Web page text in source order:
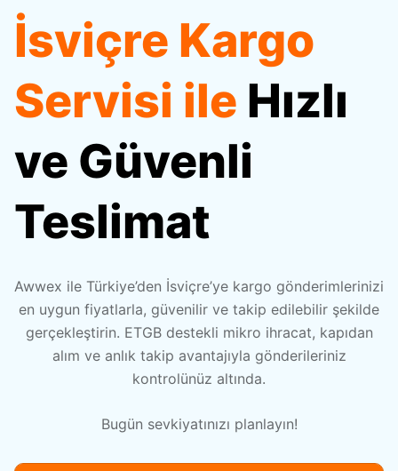
Amazon FBA
Fulfillment
Ara Depolama
Pazaryeri Entegrasyonları
Kargo Entegrasyonları
Tüm Entegrasyonlar
Karayolu Taşımacılığı
Denizyolu Taşımacılığı
Havayolu Taşımacılığı
Referanslar
Webinarlar
Videocastler
E-Kitaplar
Destek Merkezi
Sıkça Sorulan Sorular
Hakkımızda
İsviçre Kargo
Servisi ile Hızlı
ve Güvenli
Teslimat
Awwex ile Türkiye’den İsviçre’ye kargo gönderimlerinizi
en uygun fiyatlarla, güvenilir ve takip edilebilir şekilde
gerçekleştirin. ETGB destekli mikro ihracat, kapıdan
alım ve anlık takip avantajıyla gönderileriniz
kontrolünüz altında.
Bugün sevkiyatınızı planlayın!